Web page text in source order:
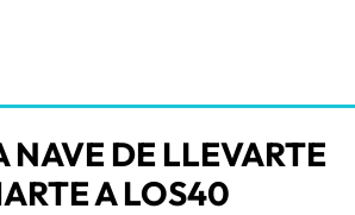
NAVE DE LLEVARTE
A LOS40